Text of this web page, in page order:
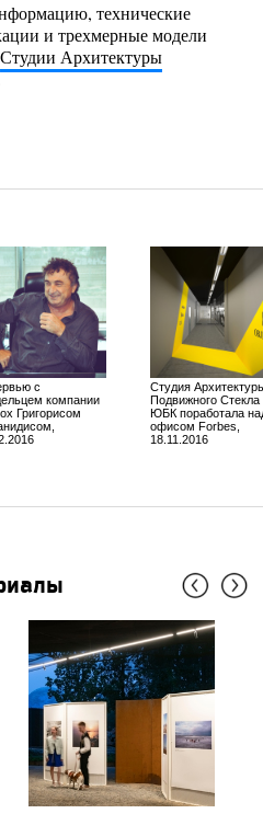
технические
и трехмерные модели
Студии Архитектуры
с
компании
Григорисом
Студия
Подвижного Стекла
ЮБК поработала
офисом Forbes,
18.11.2016